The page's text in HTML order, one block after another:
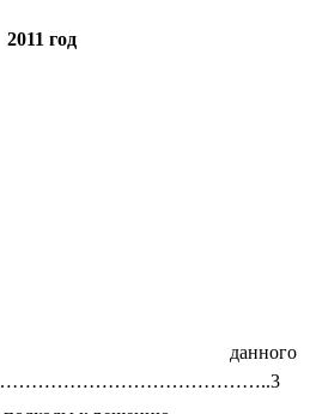
2011 год
данного